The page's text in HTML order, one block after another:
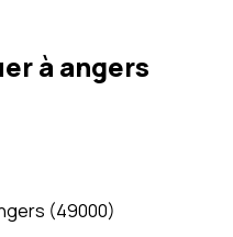
à angers
(49000)